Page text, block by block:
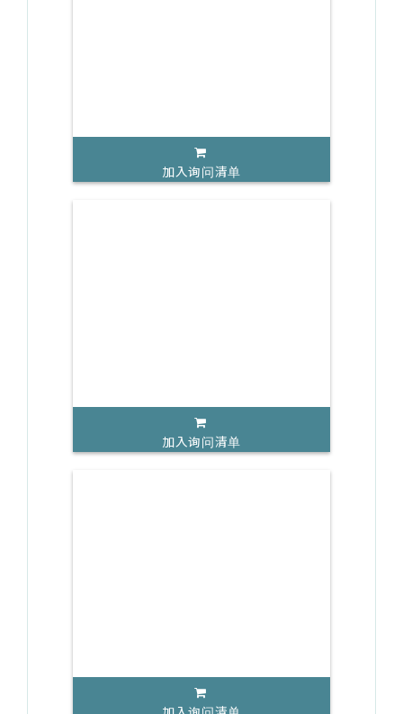
加入询问清单
加入询问清单